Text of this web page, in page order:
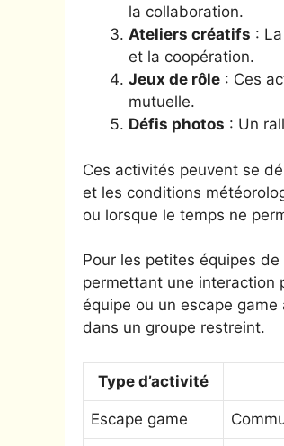
la collaboration.
Ateliers créatifs :
et la coopération.
Jeux de rôle : Ces
mutuelle.
Défis photos : Un
Ces activités peuvent se
et les conditions
ou lorsque le temps ne
Pour les petites équipes
permettant une interaction
équipe ou un escape
dans un groupe restreint.
Type d’activité
Escape game